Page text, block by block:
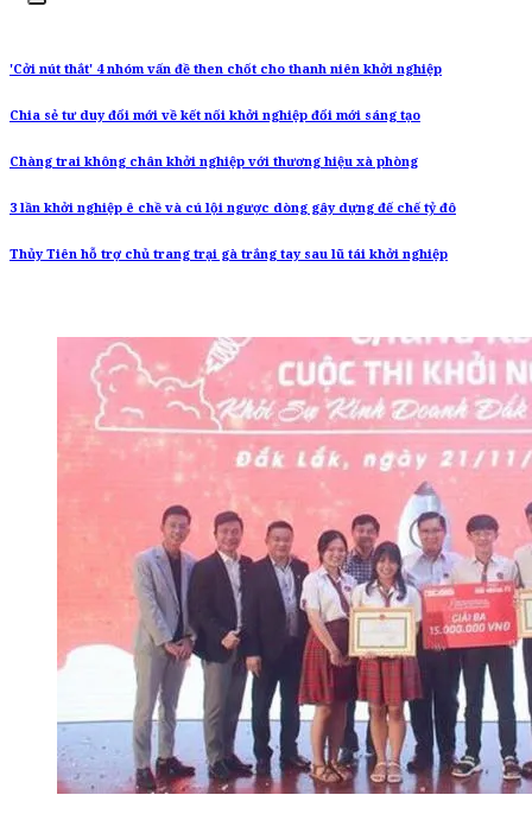
'Cởi nút thắt' 4 nhóm vấn đề then chốt cho thanh niên khởi nghiệp
Chia sẻ tư duy đổi mới về kết nối khởi nghiệp đổi mới sáng tạo
Chàng trai không chân khởi nghiệp với thương hiệu xà phòng
3 lần khởi nghiệp ê chề và cú lội ngược dòng gây dựng đế chế tỷ đô
Thủy Tiên hỗ trợ chủ trang trại gà trắng tay sau lũ tái khởi nghiệp